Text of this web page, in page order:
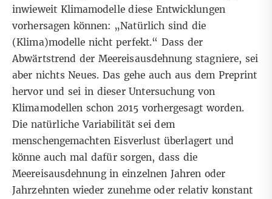
inwieweit Klimamodelle diese Entwicklungen
vorhersagen können: „Natürlich sind die
(Klima)modelle nicht perfekt.“ Dass der
Abwärtstrend der Meereisausdehnung stagniere, sei
aber nichts Neues. Das gehe auch aus dem Preprint
hervor und sei in dieser Untersuchungvon
Klimamodellen schon 2015 vorhergesagt worden.
Die natürliche Variabilität sei dem
menschengemachten Eisverlust überlagert und
könne auch mal dafür sorgen, dass die
Meereisausdehnung in einzelnen Jahren oder
Jahrzehnten wieder zunehme oder relativ konstant